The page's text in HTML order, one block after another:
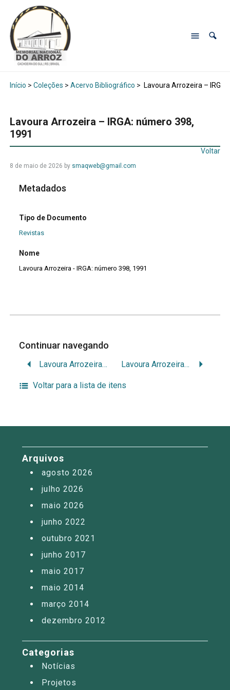
Início > Coleções > Acervo Bibliográfico > Lavoura Arrozeira –
Lavoura Arrozeira – IRGA: número 398,
1991
Voltar
8 de maio de 2026 by smaqweb@gmail.com
Metadados
Tipo de Documento
Revistas
Nome
Lavoura Arrozeira - IRGA: número 398, 1991
Continuar navegando
Lavoura Arrozeira – IRGA: número 397, 1991 Lavoura Arrozeira – IRGA: número 399, 1991
Voltar para a lista de itens
Arquivos
agosto 2026
julho 2026
maio 2026
junho 2022
outubro 2021
junho 2017
maio 2017
maio 2014
março 2014
dezembro 2012
Categorias
Notícias
Projetos